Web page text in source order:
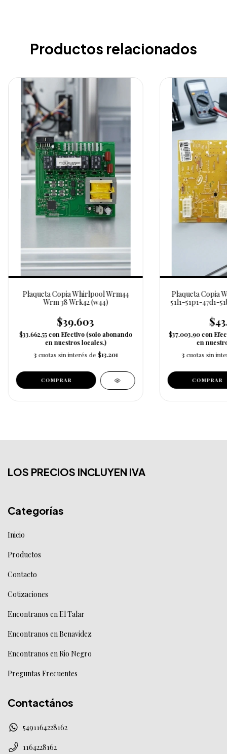
Productos relacionados
Plaqueta Copia Whirlpool Wrm44
Wrm 38 Wrk42 (w44)
$39.603
$33.662,55con Efectivo (solo abonando
en nuestros locales.)
3 cuotas sin interés de $13.201
Plaqueta Copia
51l1-51p1-47d1-
$37.003,90con
en
3 cuotas sin
LOS PRECIOS INCLUYEN IVA
Categorías
Inicio
Productos
Contacto
Cotizaciones
Encontranos en El Talar
Encontranos en Benavidez
Encontranos en Rio Negro
Preguntas Frecuentes
Contactános
5491164228162
1164228162